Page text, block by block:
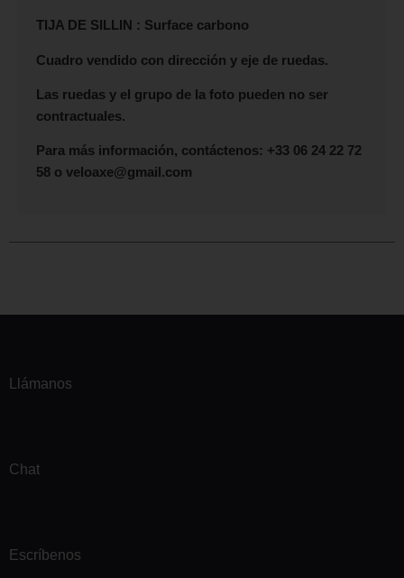
TIJA DE SILLIN : Surface carbono
Cuadro vendido con dirección y eje de ruedas.
Las ruedas y el grupo de la foto pueden no ser
contractuales.
Para más información, contáctenos: +33 06 24 22 72
58 o veloaxe@gmail.com
Llámanos
Chat
Escríbenos